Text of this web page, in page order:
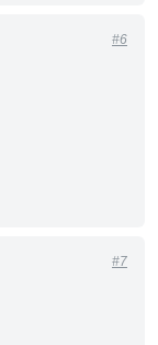
#6
#7